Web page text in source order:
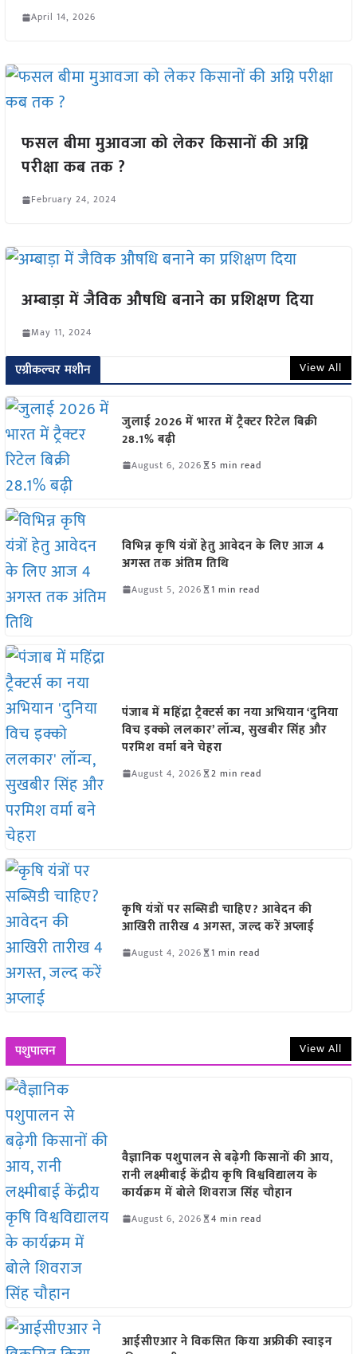
April 14, 2026
फसल बीमा मुआवजा को लेकर किसानों की अग्नि
परीक्षा कब तक ?
February 24, 2024
अम्बाड़ा में जैविक औषधि बनाने का प्रशिक्षण दिया
May 11, 2024
एग्रीकल्चर मशीन View All
जुलाई 2026 में भारत में ट्रैक्टर रिटेल बिक्री
28.1% बढ़ी
August 6, 2026 5 min read
विभिन्न कृषि यंत्रों हेतु आवेदन के लिए आज 4
अगस्त तक अंतिम तिथि
August 5, 2026 1 min read
पंजाब में महिंद्रा ट्रैक्टर्स का नया अभियान ‘दुनिया
विच इक्को ललकार’ लॉन्च, सुखबीर सिंह और
परमिश वर्मा बने चेहरा
August 4, 2026 2 min read
कृषि यंत्रों पर सब्सिडी चाहिए? आवेदन की
आखिरी तारीख 4 अगस्त, जल्द करें अप्लाई
August 4, 2026 1 min read
पशुपालन View All
वैज्ञानिक पशुपालन से बढ़ेगी किसानों की आय,
रानी लक्ष्मीबाई केंद्रीय कृषि विश्वविद्यालय के
कार्यक्रम में बोले शिवराज सिंह चौहान
August 6, 2026 4 min read
आईसीएआर ने विकसित किया अफ्रीकी स्वाइन